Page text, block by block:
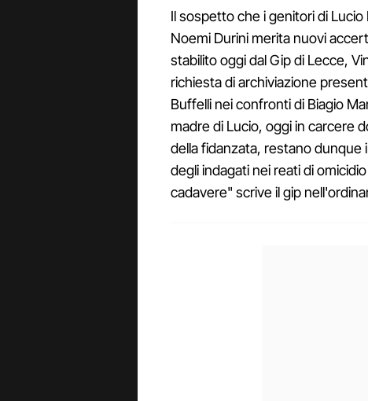
Il sospetto che i genitori di
Noemi Durini merita nuovi
stabilito oggi dal Gip di Lecce,
richiesta di archiviazione
Buffelli nei confronti di Biagio
madre di Lucio, oggi in carcere
della fidanzata, restano dunque
degli indagati nei reati di
cadavere" scrive il gip